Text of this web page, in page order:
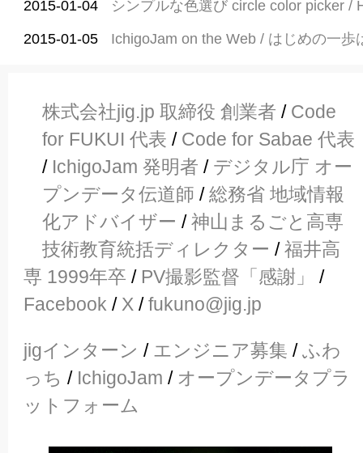
2015-01-04 シンプルな色選び circle color picker /
2015-01-05 IchigoJam on the Web / はじめの一歩
株式会社jig.jp 取締役 創業者 / Code
for FUKUI 代表 / Code for Sabae 代表
/ IchigoJam 発明者 / デジタル庁 オー
プンデータ伝道師 /総務省 地域情報
化アドバイザー /神山まるごと高専
技術教育統括ディレクター /福井高
専 1999年卒 / PV撮影監督「感謝」
/
Facebook / X /fukuno@jig.jp
jigインターン / エンジニア募集 /ふわ
っち / IchigoJam / オープンデータプラ
ットフォーム